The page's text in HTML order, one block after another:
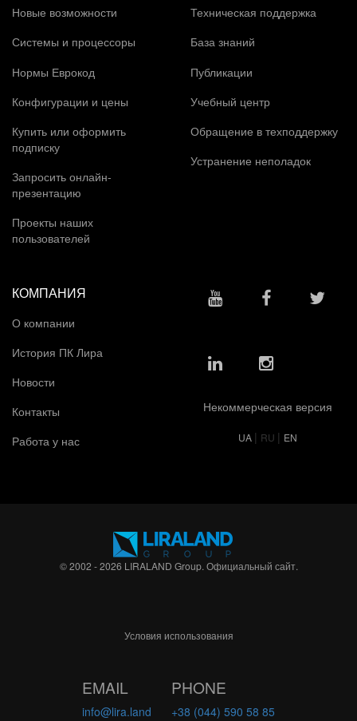
Новые возможности
Системы и процессоры
Нормы Еврокод
Конфигурации и цены
Купить или оформить
подписку
Запросить онлайн-
презентацию
Проекты наших
пользователей
Техническая поддержка
База знаний
Публикации
Учебный центр
Обращение в техподдержку
Устранение неполадок
КОМПАНИЯ
О компании
История ПК Лира
Новости
Контакты
Работа у нас
Некоммерческая версия
UA | RU | EN
© 2002 - 2026 LIRALAND Group. Официальный сайт.
Условия использования
EMAIL
info@lira.land
PHONE
+38 (044) 590 58 85